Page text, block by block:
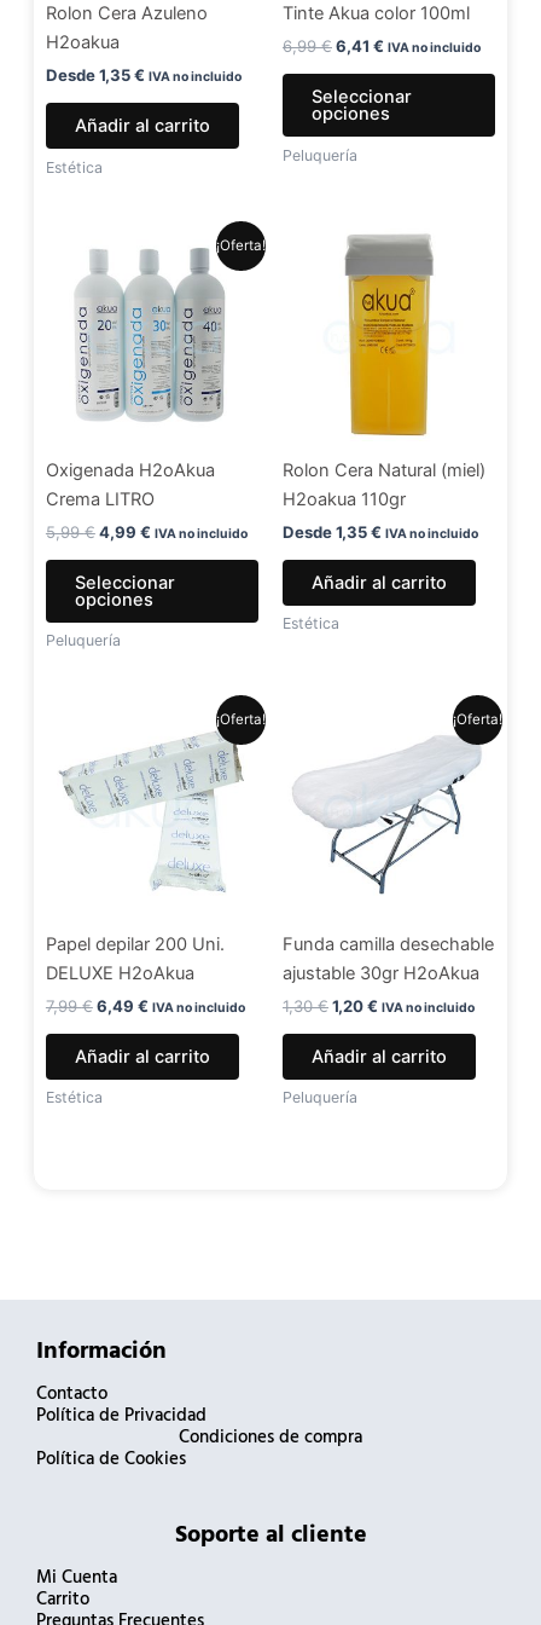
Rolon Cera Azuleno
H2oakua
Desde1,35€ IVA no incluido
Añadir al carrito
Estética
Tinte Akua color 100ml
6,99€6,41 € IVA no incluido
Seleccionar
opciones
en
Peluquería
¡Oferta!
Oxigenada H2oAkua
Crema LITRO
5,99€
original
era:
5,99 €.
4,99 €
precio
actual
4,99 €.
IVA no incluido
Seleccionar
opciones
Este
producto
pueden
elegir
la
página
de
Peluquería
Rolon Cera Natural (miel)
H2oakua 110gr
Desde1,35€ IVA no incluido
Añadir al carrito
Estética
¡Oferta!
Papel depilar 200 Uni.
DELUXE H2oAkua
7,99€
original
era:
7,99 €.
6,49 €
actual
es:
6,49 €.
IVA no incluido
Añadir al carrito
Estética
¡Oferta!
Funda camilla desechable
ajustable 30gr H2oAkua
1,30€
original
era:
1,20€
actual
1,20 €.
IVA no incluido
Añadir al carrito
Peluquería
Información
Contacto
Política de Privacidad
Condiciones de compra
Política de Cookies
Soporte al cliente
Mi Cuenta
Carrito